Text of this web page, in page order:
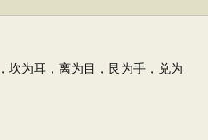
耳，离为目，艮为手，兑为